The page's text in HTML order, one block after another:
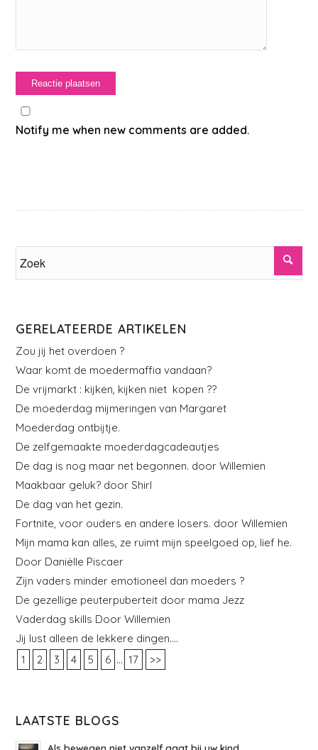
Notify me when new comments are added.
GERELATEERDE ARTIKELEN
Zou jij het overdoen ?
Waar komt de moedermaffia vandaan?
De vrijmarkt : kijken, kijken niet kopen ??
De moederdag mijmeringen van Margaret
Moederdag ontbijtje.
De zelfgemaakte moederdagcadeautjes
De dag is nog maar net begonnen. door Willemien
Maakbaar geluk? door Shirl
De dag van het gezin.
Fortnite, voor ouders en andere losers. door Willemien
Mijn mama kan alles, ze ruimt mijn speelgoed op, lief he.
Door Daniëlle Piscaer
Zijn vaders minder emotioneel dan moeders ?
De gezellige peuterpuberteit door mama Jezz
Vaderdag skills Door Willemien
Jij lust alleen de lekkere dingen….
1
2 3 4 5 6 ... 17 >>
LAATSTE BLOGS
Als bewegen niet vanzelf gaat bij uw kind